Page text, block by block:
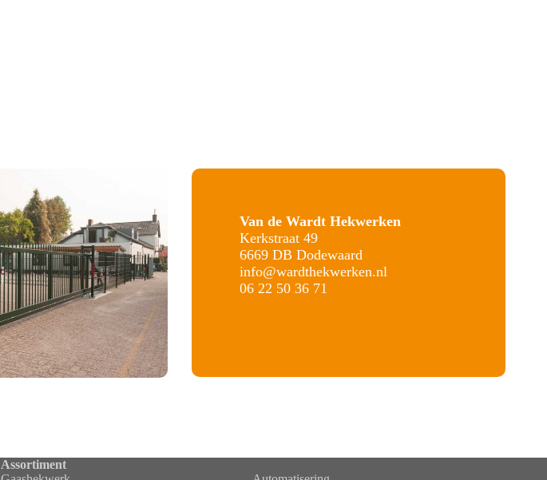
Van de Wardt Hekwerken
Kerkstraat 49
6669 DB Dodewaard
info@wardthekwerken.nl
06 22 50 36 71
Assortiment